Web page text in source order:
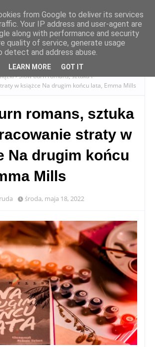
Slow burn romans, sztuka i
w książce Na drugim końcu lata, Emma Mills
romans, sztuka
straty w
Na drugim końcu
Mills
środa, maja 18, 2022
from Google to deliver its services
Your IP address and user-agent are
along with performance and security
quality of service, generate usage
and address abuse.
LEARN MORE GOT IT